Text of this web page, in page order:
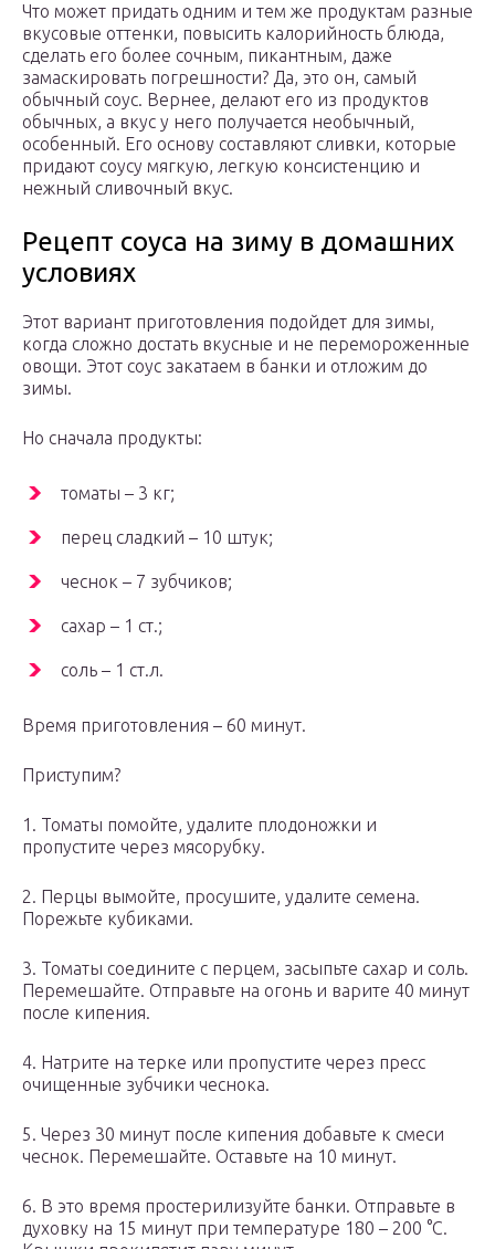
Что может придать одним и тем же продуктам разные
вкусовые оттенки, повысить калорийность блюда,
сделать его более сочным, пикантным, даже
замаскировать погрешности? Да, это он, самый
обычный соус. Вернее, делают его из продуктов
обычных, а вкус у него получается необычный,
особенный. Его основу составляют сливки, которые
придают соусу мягкую, легкую консистенцию и
нежный сливочный вкус.
Рецепт соуса на зиму в домашних
условиях
Этот вариант приготовления подойдет для зимы,
когда сложно достать вкусные и не перемороженные
овощи. Этот соус закатаем в банки и отложим до
зимы.
Но сначала продукты:
томаты – 3 кг;
перец сладкий – 10 штук;
чеснок – 7 зубчиков;
сахар – 1 ст.;
соль – 1 ст.л.
Время приготовления – 60 минут.
Приступим?
1. Томаты помойте, удалите плодоножки и
пропустите через мясорубку.
2. Перцы вымойте, просушите, удалите семена.
Порежьте кубиками.
3. Томаты соедините с перцем, засыпьте сахар и соль.
Перемешайте. Отправьте на огонь и варите 40 минут
после кипения.
4. Натрите на терке или пропустите через пресс
очищенные зубчики чеснока.
5. Через 30 минут после кипения добавьте к смеси
чеснок. Перемешайте. Оставьте на 10 минут.
6. В это время простерилизуйте банки. Отправьте в
духовку на 15 минут при температуре 180 – 200 °C.